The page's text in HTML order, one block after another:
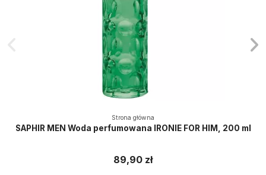
Strona główna
SAPHIR MEN Woda perfumowana IRONIE FOR HIM, 200 ml
89,90 zł